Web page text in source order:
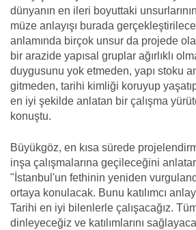
dünyanın en ileri boyuttaki
müze anlayışı burada
anlamında birçok unsur da projede
bir arazide yapısal gruplar ağırlıklı
duygusunu yok etmeden, yapı stoku
gitmeden, tarihi kimliği koruyup
en iyi şekilde anlatan bir çalışma
konuştu.
Büyükgöz, en kısa sürede
inşa çalışmalarına geçileceğini
"İstanbul'un fethinin yeniden
ortaya konulacak. Bunu katılımcı
Tarihi en iyi bilenlerle çalışacağız.
dinleyeceğiz ve katılımlarını